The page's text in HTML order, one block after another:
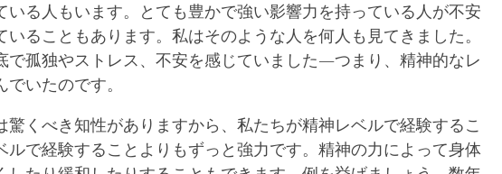
いる人もいます。とても豊かで強い影響力を持っている人が不安
いることもあります。私はそのような人を何人も見てきました。
で孤独やストレス、不安を感じていました―つまり、精神的なレ
いたのです。
驚くべき知性がありますから、私たちが精神レベルで経験するこ
ルで経験することよりもずっと強力です。精神の力によって身体